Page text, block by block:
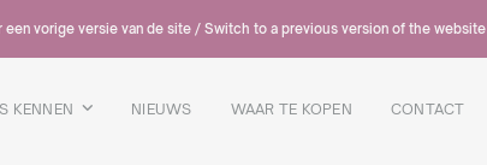
een vorige versie van de site / Switch to a previous version of the website
KENNEN NIEUWS WAAR TE KOPEN CONTACT